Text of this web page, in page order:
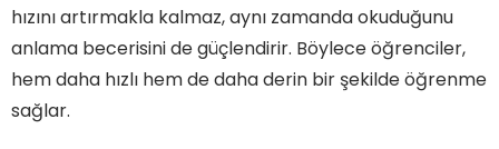
hızını artırmakla kalmaz, aynı zamanda okuduğunu
anlama becerisini de güçlendirir. Böylece öğrenciler,
hem daha hızlı hem de daha derin bir şekilde öğrenme
sağlar.